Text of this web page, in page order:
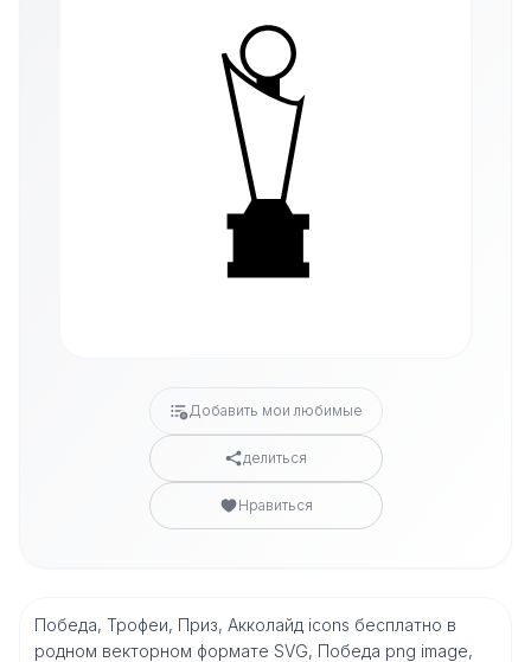
Добавить мои любимые
делиться
Нравиться
Победа, Трофеи, Приз, Акколайд icons бесплатно в
родном векторном формате SVG, Победа png image,